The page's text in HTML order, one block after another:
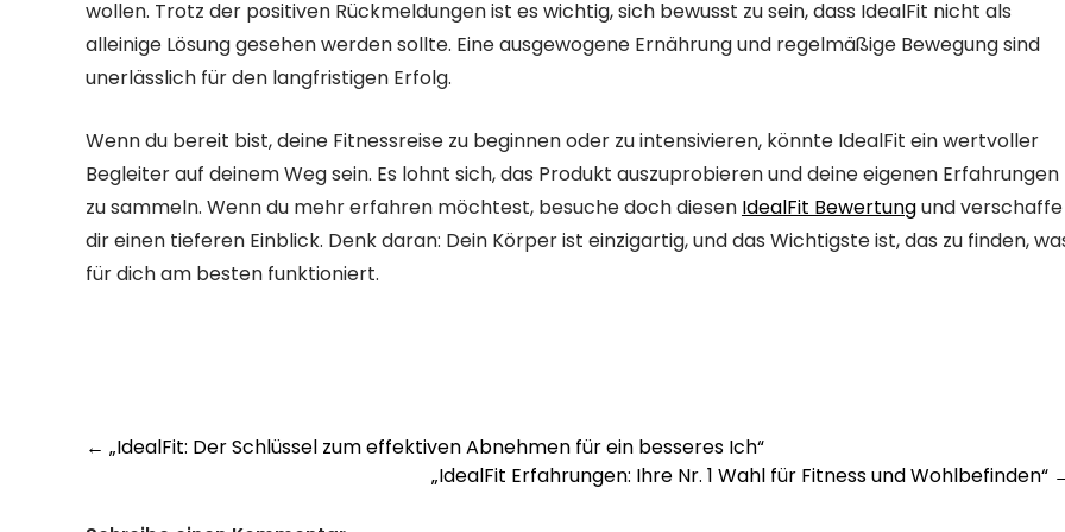
wollen. Trotz der positiven Rückmeldungen ist es wichtig, sich bewusst zu sein, dass IdealFit nicht als
alleinige Lösung gesehen werden sollte. Eine ausgewogene Ernährung und regelmäßige Bewegung sind
unerlässlich für den langfristigen Erfolg.
Wenn du bereit bist, deine Fitnessreise zu beginnen oder zu intensivieren, könnte IdealFit ein wertvoller
Begleiter auf deinem Weg sein. Es lohnt sich, das Produkt auszuprobieren und deine eigenen Erfahrungen
zu sammeln. Wenn du mehr erfahren möchtest, besuche doch diesen IdealFit Bewertungund verschaffe
dir einen tieferen Einblick. Denk daran: Dein Körper ist einzigartig, und das Wichtigste ist, das zu finden,
für dich am besten funktioniert.
Post
← „IdealFit: Der Schlüssel zum effektiven Abnehmen für ein besseres Ich“
„IdealFit Erfahrungen: Ihre Nr. 1 Wahl für Fitness und Wohlbefinden“